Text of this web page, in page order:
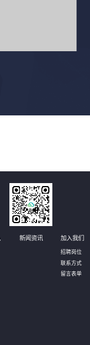
新闻资讯 加入我们
招聘岗位
联系方式
留言表单